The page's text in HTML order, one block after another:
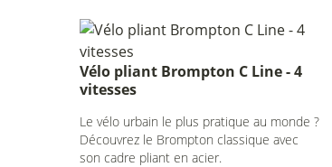
Vélo pliant Brompton C Line - 4
vitesses
Le vélo urbain le plus pratique au monde ?
Découvrez le Brompton classique avec
son cadre pliant en acier.